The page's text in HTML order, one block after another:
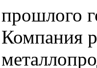
прошлого
Компания